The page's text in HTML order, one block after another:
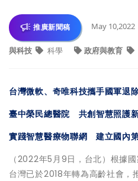
推廣新聞稿 May 10,2022
與科技 科學 政府與教育
台灣微軟、奇唯科技攜手國軍退
臺中榮民總醫院 共創智慧照護
實踐智慧醫療物聯網 建立國內
（2022年5月9日，台北）根據
台灣已於2018年轉為高齡社會